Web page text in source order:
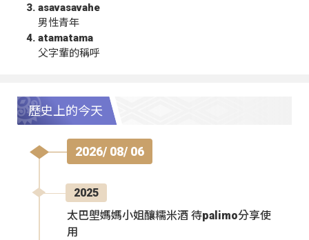
asavasavahe
男性青年
atamatama
父字輩的稱呼
歷史上的今天
2026/ 08/ 06
2025
太巴塱媽媽小姐釀糯米酒 待palimo分享使
用